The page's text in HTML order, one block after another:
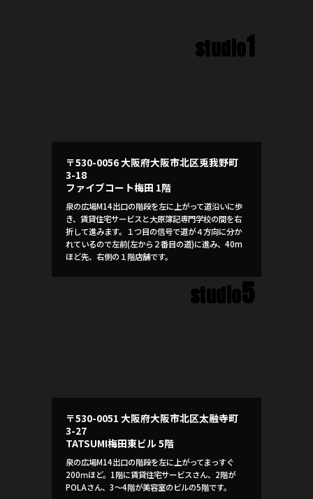
studio1
〒530-0056 大阪府大阪市北区兎我野町
3-18
ファイブコート梅田 1階
泉の広場M14出口の階段を左に上がって道沿いに歩
き、賃貸住宅サービスと大原簿記専門学校の間を右
折して進みます。１つ目の信号で道が４方向に分か
れているので左前(左から２番目の道)に進み、40m
ほど先、右側の１階店舗です。
studio5
〒530-0051 大阪府大阪市北区太融寺町
3-27
TATSUMI梅田東ビル 5階
泉の広場M14出口の階段を左に上がってまっすぐ
200ｍほど。1階に賃貸住宅サービスさん、2階が
POLAさん、3～4階が美容室のビルの5階です。